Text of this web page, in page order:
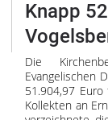
Knapp
Die
Evangelischen
51.904,97
Kollekten an